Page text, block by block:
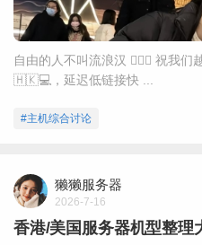
自由的人不叫流浪汉 🚶‍♂️✨ 祝我
🇭🇰💻，延迟低链接快 ...
#主机综合讨论
獭獭服务器
2026-7-16
香港/美国服务器机型整理